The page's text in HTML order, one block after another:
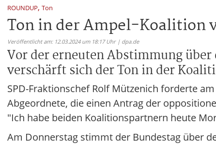
ROUNDUP, Ton
Ton in der Ampel-Koalition
Veröffentlicht am: 12.03.2024 um 18:17 Uhr | dpa.de
Vor der erneuten Abstimmung
verschärft sich der Ton in der
SPD-Fraktionschef Rolf Mützenich forderte
Abgeordnete, die einen Antrag der
"Ich habe beiden Koalitionspartnern heute
Am Donnerstag stimmt der Bundestag über